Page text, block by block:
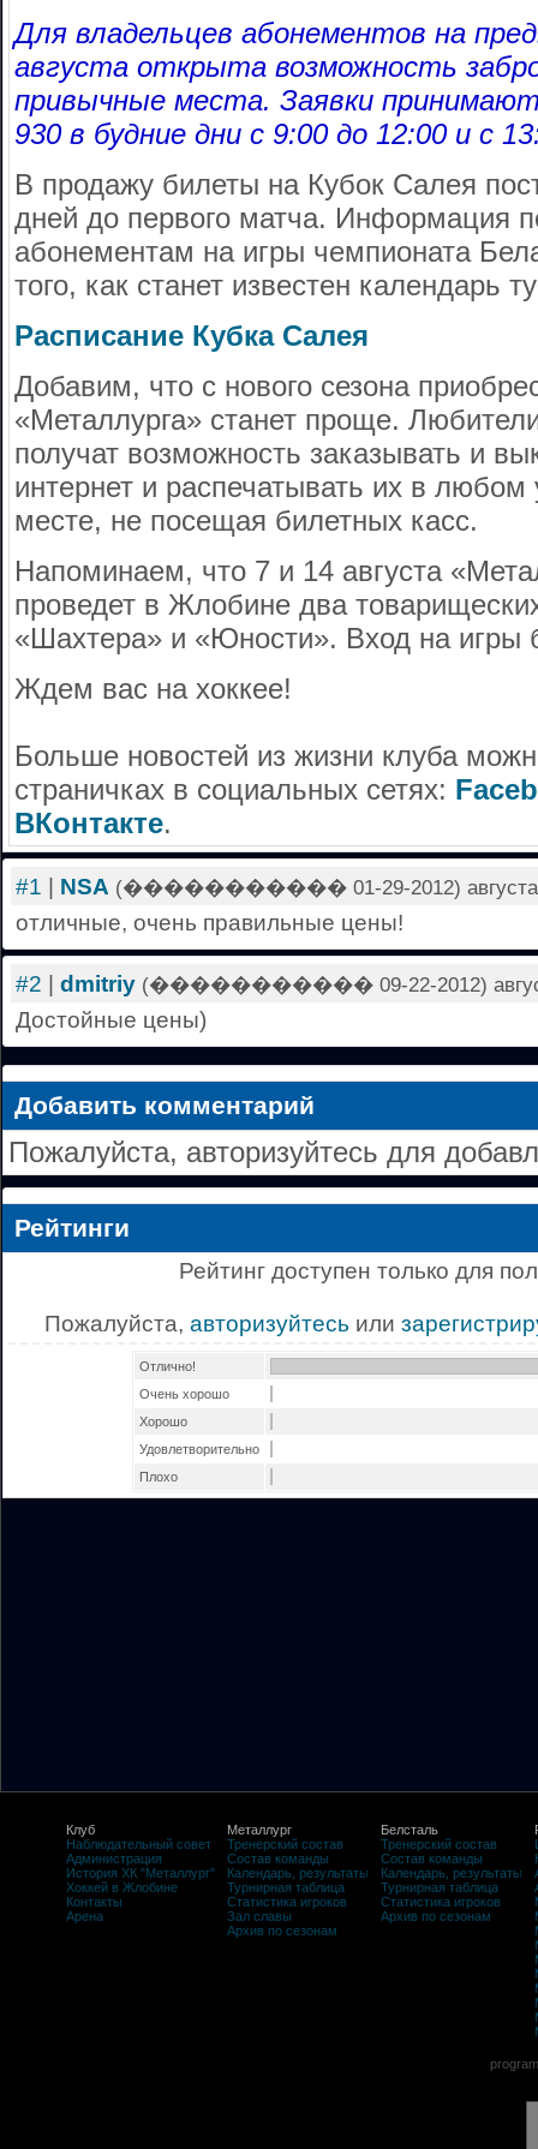
Для владельцев абонементов на
августа открыта возможность
привычные места. Заявки
930 в будние дни с 9:00 до 12:00 и с
В продажу билеты на Кубок Салея
дней до первого матча. Информация
абонементам на игры чемпионата
того, как станет известен календарь
Расписание Кубка Салея
Добавим, что с нового сезона
«Металлурга» станет проще.
получат возможность заказывать и
интернет и распечатывать их в
месте, не посещая билетных касс.
Напоминаем, что 7 и 14 августа
проведет в Жлобине два
«Шахтера» и «Юности». Вход на игры
Ждем вас на хоккее!
Больше новостей из жизни клуба
страничках в социальных сетях:
ВКонтакте.
#1 NSA (����������� 01-29-2012) августа
отличные, очень правильные цены!
#2 dmitriy (����������� 09-22-2012)
Достойные цены)
Добавить комментарий
Пожалуйста, авторизуйтесь для
Рейтинги
Рейтинг доступен только для
Пожалуйста, авторизуйтесь или
Отлично!
Очень хорошо
Хорошо
Удовлетворительно
Плохо
Клуб
Наблюдательный совет
Администрация
История ХК "Металлург"
Хоккей в Жлобине
Контакты
Арена
Металлург
Тренерский состав
Состав команды
Календарь, результаты
Турнирная таблица
Статистика игроков
Зал славы
Архив по сезонам
Белсталь
Тренерский состав
Состав команды
Календарь, результаты
Турнирная таблица
Статистика игроков
Архив по сезонам